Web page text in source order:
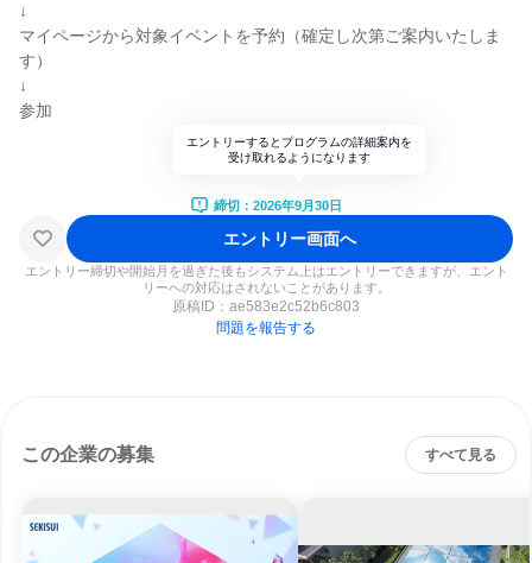
↓
マイページから対象イベントを予約（確定し次第ご案内いたしま
す）
↓
参加
エントリーするとプログラムの詳細案内を
受け取れるようになります
締切：2026年9月30日
エントリー画面へ
エントリー締切や開始月を過ぎた後もシステム上はエントリーできますが、エント
リーへの対応はされないことがあります。
原稿ID： ae583e2c52b6c803
問題を報告する
この企業の募集 すべて見る